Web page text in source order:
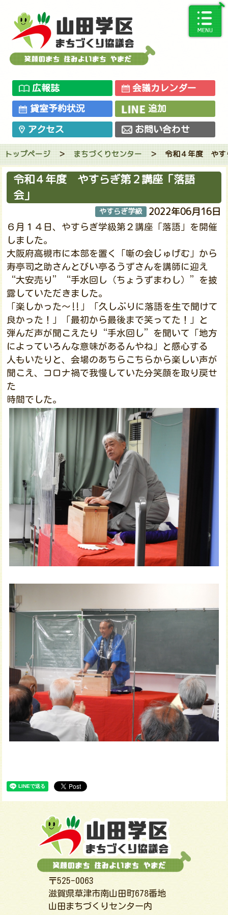
広報誌 会議カレンダー
貸室予約状況 追加
アクセス お問い合わせ
トップページ＞ まちづくりセンター ＞ 令和４年度 やす
令和４年度 やすらぎ第２講座「落語
会」
2022年06月16日
やすらぎ学級
６月１４日、やすらぎ学級第２講座「落語」を開催
しました。
大阪府高槻市に本部を置く「噺の会じゅげむ」から
寿亭司之助さんとびい亭るうずさんを講師に迎え
“大安売り”“手水回し（ちょうずまわし）”を披
露していただきました。
「楽しかった～‼」「久しぶりに落語を生で聞けて
良かった！」「最初から最後まで笑ってた！」と
弾んだ声が聞こえたり“手水回し”を聞いて「地方
によっていろんな意味があるんやね」と感心する
人もいたりと、会場のあちらこちらから楽しい声が
聞こえ、コロナ禍で我慢していた分笑顔を取り戻せ
た
時間でした。
〒525-0063
滋賀県草津市南山田町678番地
山田まちづくりセンター内